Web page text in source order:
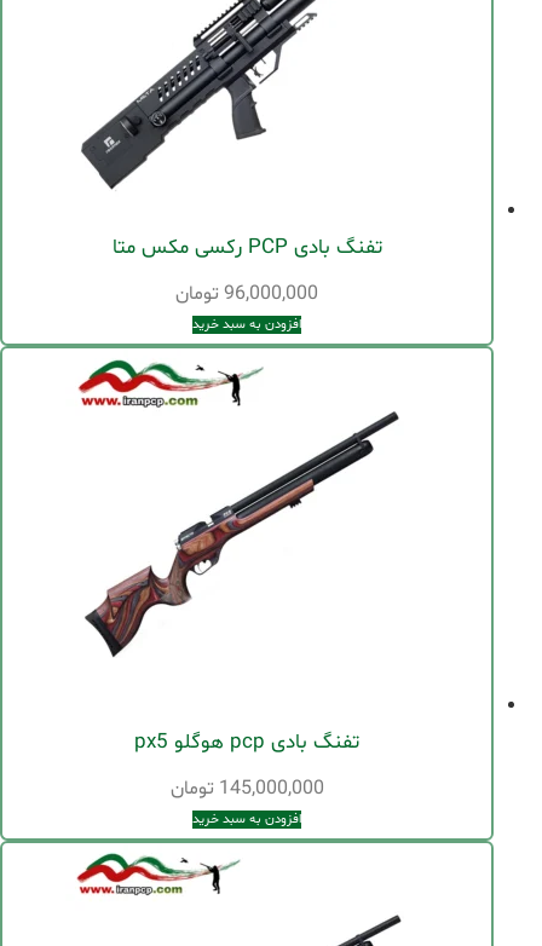
تفنگ بادی PCP رکسی مکس متا
96,000,000 تومان
افزودن به سبد خرید
تفنگ بادی pcp هوگلو px5
145,000,000 تومان
افزودن به سبد خرید